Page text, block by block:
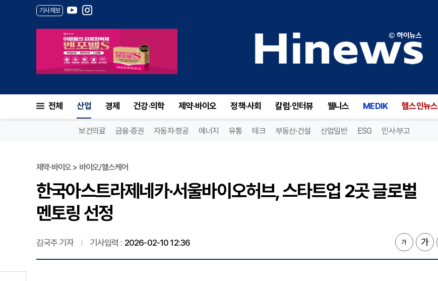
기사제보
전체 산업 경제 건강·의학 제약·바이오 정책·사회 칼럼·인터뷰 웰니스 MEDIK 헬스인뉴스
보건의료 금융·증권 자동차·항공 에너지 유통 테크 부동산·건설 산업일반 ESG 인사·부고
제약·바이오 > 바이오/헬스케어
한국아스트라제네카·서울바이오허브, 스타트업 2곳 글로벌
멘토링 선정
김국주 기자 기사입력 : 2026-02-10 12:36